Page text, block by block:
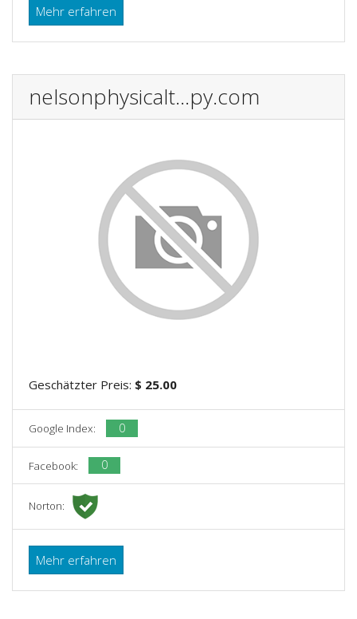
Mehr erfahren
nelsonphysicalt...py.com
Geschätzter Preis: $ 25.00
Google Index: 0
Facebook: 0
Norton:
Mehr erfahren